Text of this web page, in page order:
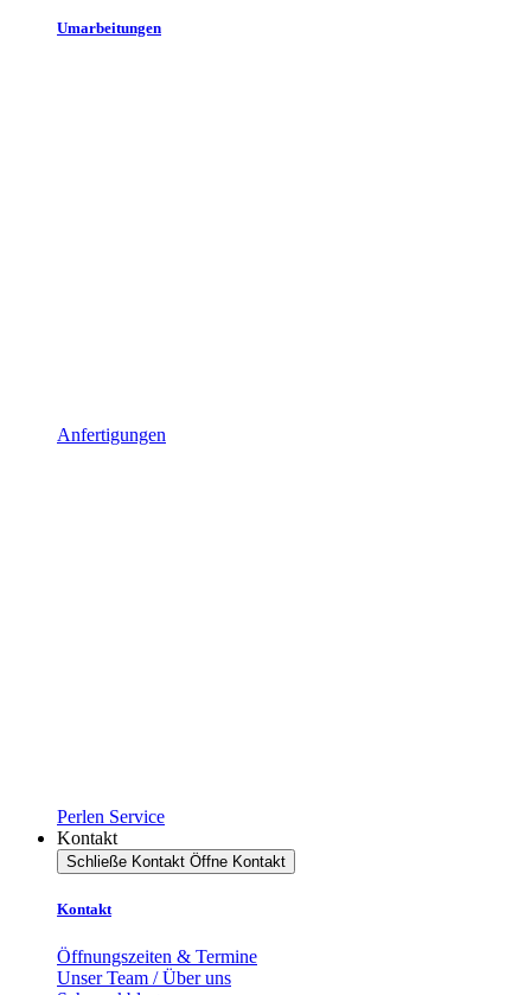
Umarbeitungen
Anfertigungen
Perlen Service
Kontakt
Schließe Kontakt Öffne Kontakt
Kontakt
Öffnungszeiten & Termine
Unser Team / Über uns